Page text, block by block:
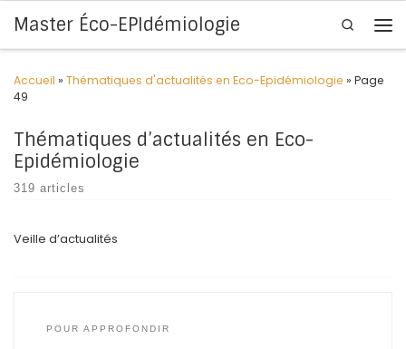
Skip to content
Master Éco-EPIdémiologie
Search
Accueil » Thématiques d'actualités en Eco-Epidémiologie » Page
49
Thématiques d’actualités en Eco-
Epidémiologie
319 articles
Veille d’actualités
POUR APPROFONDIR